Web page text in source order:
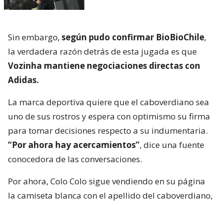
Sin embargo, según pudo confirmar BioBioChile,
la verdadera razón detrás de esta jugada es que
Vozinha mantiene negociaciones directas con
Adidas.
La marca deportiva quiere que el caboverdiano sea
uno de sus rostros y espera con optimismo su firma
para tomar decisiones respecto a su indumentaria.
“Por ahora hay acercamientos”, dice una fuente
conocedora de las conversaciones.
Por ahora, Colo Colo sigue vendiendo en su página
la camiseta blanca con el apellido del caboverdiano,